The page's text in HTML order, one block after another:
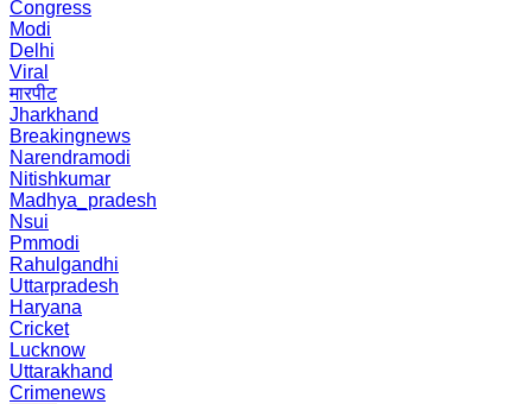
Congress
Modi
Delhi
Viral
मारपीट
Jharkhand
Breakingnews
Narendramodi
Nitishkumar
Madhya_pradesh
Nsui
Pmmodi
Rahulgandhi
Uttarpradesh
Haryana
Cricket
Lucknow
Uttarakhand
Crimenews